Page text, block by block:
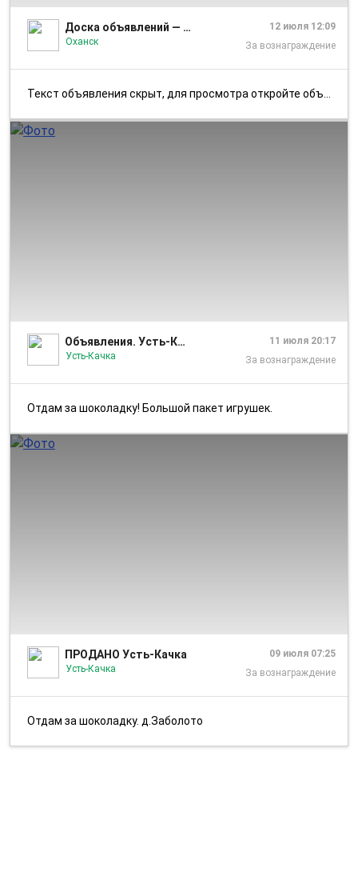
Доска объявлений — Оханск и Оханский район
Оханск
12 июля 12:09
За вознаграждение
Текст объявления скрыт, для просмотра откройте объявление в приложении...
Объявления. Усть-Качка
Усть-Качка
11 июля 20:17
За вознаграждение
Отдам за шоколадку! Большой пакет игрушек.
ПРОДАНО Усть-Качка
Усть-Качка
09 июля 07:25
За вознаграждение
Отдам за шоколадку. д.Заболото